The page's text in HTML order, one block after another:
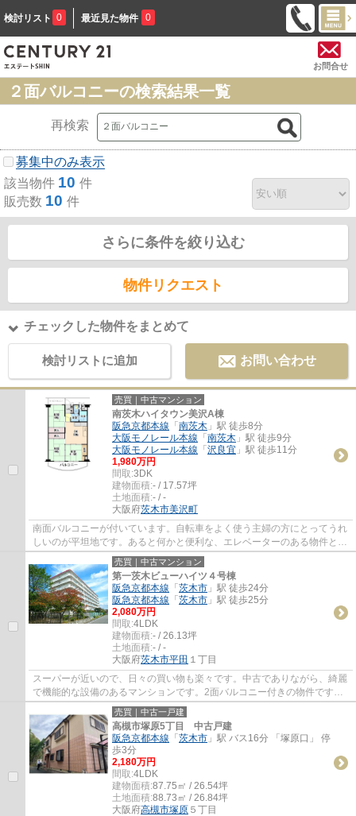
検討リスト 0 最近見た物件 0
お問合せ
２面バルコニーの検索結果一覧
再検索
募集中のみ表示
該当物件 10 件
販売数 10 件
さらに条件を絞り込む
物件リクエスト
チェックした物件をまとめて
検討リストに追加 お問い合わせ
売買｜中古マンション
南茨木ハイタウン美沢A棟
阪急京都本線 「 南茨木 」駅 徒歩8分
大阪モノレール本線 「 南茨木 」駅 徒歩9分
大阪モノレール本線 「 沢良宜 」駅 徒歩11分
1,980万円
間取:3DK
建物面積:- / 17.57坪
土地面積:- / -
大阪府茨木市美沢町
南面バルコニーが付いています。自転車をよく使う主婦の方にとってうれ
しいのが平坦地です。あると何かと便利な、エレベーターのある物件とな
っています。すぐに入居できるので、お待...
売買｜中古マンション
第一茨木ビューハイツ４号棟
阪急京都本線 「 茨木市 」駅 徒歩24分
阪急京都本線 「 茨木市 」駅 徒歩25分
2,080万円
間取:4LDK
建物面積:- / 26.13坪
土地面積:- / -
大阪府茨木市平田 １丁目
スーパーが近いので、日々の買い物も楽々です。中古でありながら、綺麗
で機能的な設備のあるマンションです。2面バルコニー付きの物件です。
専有面積が86.4㎡でご家族での生活にも十分...
売買｜中古一戸建
高槻市塚原5丁目 中古戸建
阪急京都本線 「 茨木市 」駅 バス16分 「塚原口」 停
歩3分
2,180万円
間取:4LDK
建物面積:87.75㎡ / 26.54坪
土地面積:88.73㎡ / 26.84坪
大阪府高槻市塚原 ５丁目